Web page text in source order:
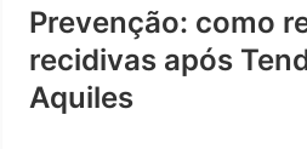
Prevenção: como
recidivas após
Aquiles